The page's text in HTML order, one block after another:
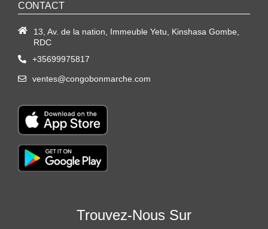
CONTACT
13, Av. de la nation, Immeuble Yetu, Kinshasa Gombe,
RDC
+35699975817
ventes@congobonmarche.com
Trouvez-Nous Sur